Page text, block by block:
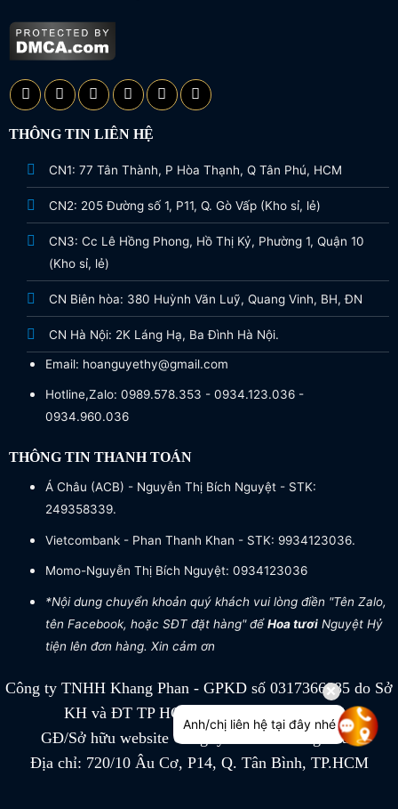
THÔNG TIN LIÊN HỆ
CN1: 77 Tân Thành, P Hòa Thạnh, Q Tân Phú, HCM
CN2: 205 Đường số 1, P11, Q. Gò Vấp (Kho sỉ, lẻ)
CN3: Cc Lê Hồng Phong, Hồ Thị Kỷ, Phường 1, Quận 10
(Kho sỉ, lẻ)
CN Biên hòa: 380 Huỳnh Văn Luỹ, Quang Vinh, BH, ĐN
CN Hà Nội: 2K Láng Hạ, Ba Đình Hà Nội.
Email: hoanguyethy@gmail.com
Hotline,Zalo: 0989.578.353 - 0934.123.036 -
0934.960.036
THÔNG TIN THANH TOÁN
Á Châu (ACB) - Nguyễn Thị Bích Nguyệt - STK:
249358339.
Vietcombank - Phan Thanh Khan - STK: 9934123036.
Momo-Nguyễn Thị Bích Nguyệt: 0934123036
*Nội dung chuyển khoản quý khách vui lòng điền "Tên Zalo,
tên Facebook, hoặc SĐT đặt hàng" đểHoa tươiNguyệt Hỷ
tiện lên đơn hàng. Xin cảm ơn
Công ty TNHH Khang Phan - GPKD số 0317366885 do Sở
KH và ĐT TP HCM cấp ngày 04/07/2022
GĐ/Sở hữu website Công ty TNHH Khang Phan
Địa chỉ: 720/10 Âu Cơ, P14, Q. Tân Bình, TP.HCM
Anh/chị liên hệ tại đây nhé